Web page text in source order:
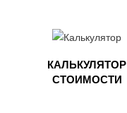
КАЛЬКУЛЯТОР
СТОИМОСТИ